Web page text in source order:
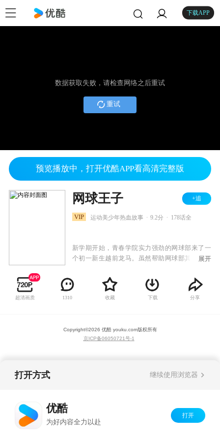
下载APP
数据获取失败，请检查网络之后重试
重试
预览播放中，打开优酷APP看高清完整版
网球王子 +追
VIP 运动美少年热血故事 9.2分 178话全
新学期开始，青春学院实力强劲的网球部来了一
个初一新生越前龙马。虽然帮助网球部其他新生
以，于是很快就和前辈用比赛决胜负。出人意料
的是他的实力也确实高的惊人，引起了网球部指
导和社长手冢的注意，并破例将他选入正式队员
展开
超清画质 1310 收藏 下载 分享
Copyright©2026 优酷 youku.com版权所有
京ICP备06050721号-1
打开方式 继续使用浏览器
优酷
为好内容全力以赴
打开